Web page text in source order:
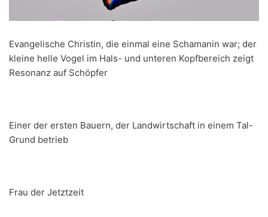
Evangelische Christin, die einmal eine Schamanin war; der
kleine helle Vogel im Hals- und unteren Kopfbereich zeigt
Resonanz auf Schöpfer
Einer der ersten Bauern, der Landwirtschaft in einem Tal-
Grund betrieb
Frau der Jetztzeit